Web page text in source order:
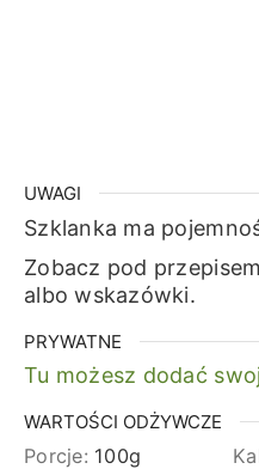
UWAGI
Szklanka ma
Zobacz pod
albo wskazówki.
PRYWATNE
Tu możesz dodać
WARTOŚCI ODŻYWCZE
Porcje: 100g